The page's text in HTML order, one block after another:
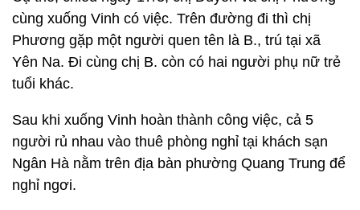
cùng xuống Vinh có việc. Trên đường đi thì chị
Phương gặp một người quen tên là B., trú tại xã
Yên Na. Đi cùng chị B. còn có hai người phụ nữ trẻ
tuổi khác.
Sau khi xuống Vinh hoàn thành công việc, cả 5
người rủ nhau vào thuê phòng nghỉ tại khách sạn
Ngân Hà nằm trên địa bàn phường Quang Trung để
nghỉ ngơi.